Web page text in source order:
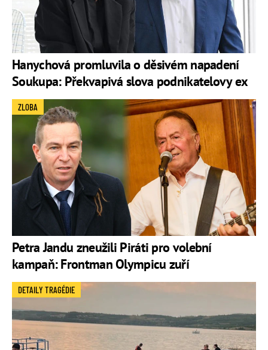
Hanychová promluvila o děsivém napadení
Soukupa: Překvapivá slova podnikatelovy ex
Petra Jandu zneužili Piráti pro volební
kampaň: Frontman Olympicu zuří
ZLOBA
DETAILY TRAGÉDIE